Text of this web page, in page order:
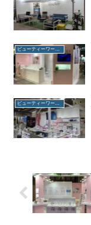
ビューティーワールド ジャパン 福岡
ビューティーワールド ジャパン 大阪